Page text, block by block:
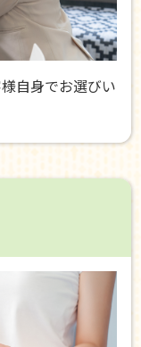
自身でお選びい